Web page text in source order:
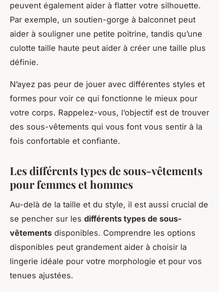
peuvent également aider à flatter votre silhouette.
Par exemple, un soutien-gorge à balconnet peut
aider à souligner une petite poitrine, tandis qu’une
culotte taille haute peut aider à créer une taille plus
définie.
N’ayez pas peur de jouer avec différentes styles et
formes pour voir ce qui fonctionne le mieux pour
votre corps. Rappelez-vous, l’objectif est de trouver
des sous-vêtements qui vous font vous sentir à la
fois confortable et confiante.
Les différents types de sous-vêtements
pour femmes et hommes
Au-delà de la taille et du style, il est aussi crucial de
se pencher sur les différents types de sous-
vêtements disponibles. Comprendre les options
disponibles peut grandement aider à choisir la
lingerie idéale pour votre morphologie et pour vos
tenues ajustées.